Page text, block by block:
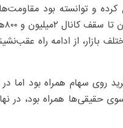
و توانسته بود
سهام مختلف بازار، از ادامه راه
سهام همراه بود اما در